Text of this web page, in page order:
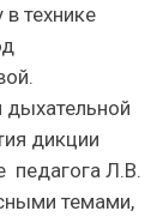
технике
дыхательной
дикции
педагога Л.В.
темами,